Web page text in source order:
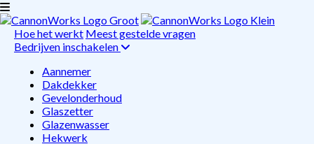
Hoe het werkt Meest gestelde vragen
Bedrijven inschakelen
Aannemer
Dakdekker
Gevelonderhoud
Glaszetter
Glazenwasser
Hekwerk